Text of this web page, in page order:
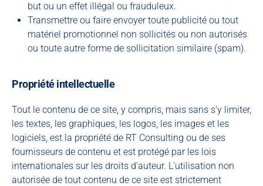
but ou un effet illégal ou frauduleux.
Transmettre ou faire envoyer toute publicité ou tout
matériel promotionnel non sollicités ou non autorisés
ou toute autre forme de sollicitation similaire (spam).
Propriété intellectuelle
Tout le contenu de ce site, y compris, mais sans s'y limiter,
les textes, les graphiques, les logos, les images et les
logiciels, est la propriété de RT Consulting ou de ses
fournisseurs de contenu et est protégé par les lois
internationales sur les droits d'auteur. L'utilisation non
autorisée de tout contenu de ce site est strictement